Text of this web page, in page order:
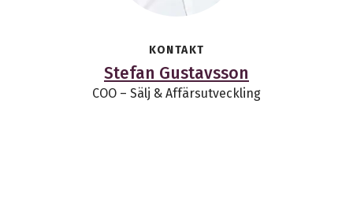
KONTAKT
Stefan Gustavsson
COO – Sälj & Affärsutveckling